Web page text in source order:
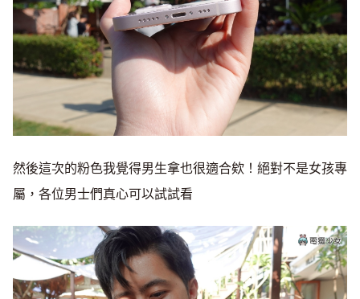
然後這次的粉色我覺得男生拿也很適合欸！絕對不是女孩專
屬，各位男士們真心可以試試看